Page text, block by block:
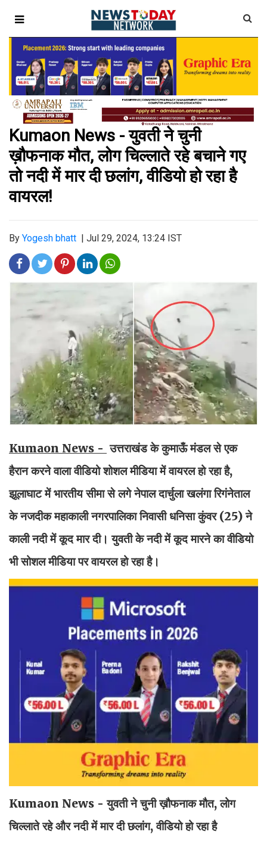
Kumaon News - युवती ने चुनी
ख़ौफनाक मौत, लोग चिल्लाते रहे बचाने गए
तोनदी में मार दी छलांग, वीडियो हो रहा है
वायरल!
By Yogesh bhatt Jul 29, 2024, 13:24 IST
Kumaon News - उत्तराखंड के कुमाऊँ मंडल से एक
हैरान करने वाला वीडियो शोशल मीडिया में वायरल हो रहा है,
झूलाघाट में भारतीय सीमा से लगे नेपाल दार्चुला खलंगा रिगंनेताल
के नजदीक महाकाली नगरपालिका निवासी धनिसा कुंवर (25) ने
काली नदी में कूद मार दी। युवती के नदी में कूद मारने का वीडियो
भी सोशल मीडिया पर वायरल हो रहा है।
Kumaon News - युवती ने चुनी ख़ौफनाक मौत, लोग
चिल्लाते रहे और नदी में मार दी छलांग, वीडियो हो रहा है